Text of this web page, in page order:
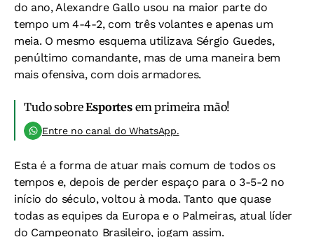
do ano, Alexandre Gallo usou na maior parte do
tempo um 4-4-2, com três volantes e apenas um
meia. O mesmo esquema utilizava Sérgio Guedes,
penúltimo comandante, mas de uma maneira bem
mais ofensiva, com dois armadores.
Tudo sobreEsportesem primeira mão!
Entre no canal do WhatsApp.
Esta é a forma de atuar mais comum de todos os
tempos e, depois de perder espaço para o 3-5-2 no
início do século, voltou à moda. Tanto que quase
todas as equipes da Europa e o Palmeiras, atual líder
do Campeonato Brasileiro, jogam assim.